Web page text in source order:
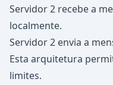
Servidor 2 recebe a
localmente.
Servidor 2 envia a
Esta arquitetura
limites.